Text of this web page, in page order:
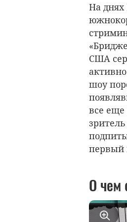
На днях
США
шоу
все
первый
О чем